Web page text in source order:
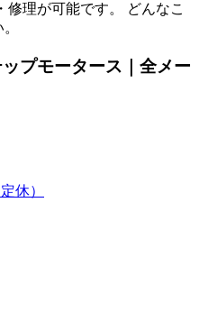
修理が可能です。 どんなこ
プモータース｜全メー
休）